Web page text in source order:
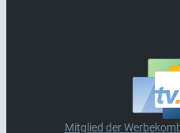
Mitglied der